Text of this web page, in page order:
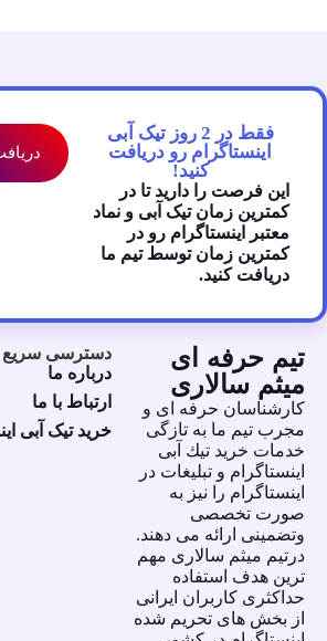
فقط در 2 روز تیک آبی
اینستاگرام رو دریافت
کنید!
این فرصت را دارید تا در
کمترین زمان تیک آبی و نماد
معتبر اینستاگرام رو در
کمترین زمان توسط تیم ما
دریافت کنید.
تیم حرفه ای
میثم سالاری
كارشناسان حرفه اى و
مجرب تيم ما به تازگى
خدمات خريد تيك آبى
اينستاگرام و تبليغات در
اينستاگرام را نيز به
صورت تخصصى
وتضمينى ارائه مى دهند.
درتيم ميثم سالارى مهم
ترين هدف استفاده
حداكثرى كاربران ايرانى
از بخش هاى تحريم شده
دسترسی سریع
درباره ما
ارتباط با ما
خرید تیک آبی